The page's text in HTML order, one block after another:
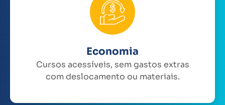
Economia
Cursos acessíveis, sem gastos extras
com deslocamento ou materiais.